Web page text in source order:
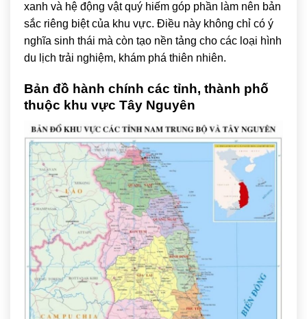
xanh và hệ động vật quý hiếm góp phần làm nên bản
sắc riêng biệt của khu vực. Điều này không chỉ có ý
nghĩa sinh thái mà còn tạo nền tảng cho các loại hình
du lịch trải nghiệm, khám phá thiên nhiên.
Bản đồ hành chính các tỉnh, thành phố
thuộc khu vực Tây Nguyên